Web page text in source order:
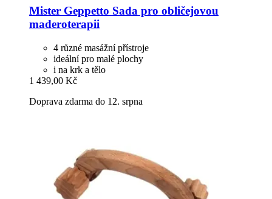
Mister Geppetto Sada pro obličejovou
maderoterapii
4 různé masážní přístroje
ideální pro malé plochy
i na krk a tělo
1 439,00 Kč
Doprava zdarma do 12. srpna